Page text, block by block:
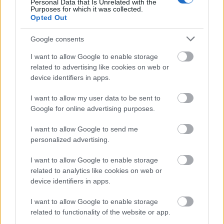
Personal Data that Is Unrelated with the
Purposes for which it was collected.
Opted Out
Google consents
I want to allow Google to enable storage
related to advertising like cookies on web or
device identifiers in apps.
I want to allow my user data to be sent to
Google for online advertising purposes.
I want to allow Google to send me
personalized advertising.
I want to allow Google to enable storage
related to analytics like cookies on web or
device identifiers in apps.
I want to allow Google to enable storage
related to functionality of the website or app.
மென்மையாக ஓடும் ஒரு நீர்வழியில் செழித்து
வளரும் நீர்க்கீரையின் வண்ணமயமான
பாத்தியைக் காட்டுகிறது. இந்தக் காட்சி
ஒளிரூட்டப்பட்டுள்ளது, இது நீர்க்கீரை
இலைகளின் அடர் பச்சை நிறத்தையும்,
புத்துணர்ச்சியான, ஆரோக்கியமான
தோற்றத்தையும் எடுத்துக்காட்டுகிறது. கற்கள்
பதிக்கப்பட்ட ஒரு குறுகிய நீர்வழியின்
இருபுறமும் இந்தத் தாவரங்கள் அடர்த்தியாக
வளர்கின்றன; அவற்றின் வட்டமான இலைகள்,
தொலைதூரம் வரை நீண்டு செல்லும் ஒரு
அடுக்கை உருவாக்குகின்றன. சூரிய ஒளி
அவற்றின் மேற்பரப்பில் பட்டுப் பிரதிபலிக்கும்
இடங்களில், இலைகள் மொறுமொறுப்பாகவும்
சற்றே பளபளப்பாகவும் தோன்றி, அவற்றின்
செழிப்பான வளர்ச்சியையும்
உயிர்ச்சக்தியையும் வலியுறுத்துகின்றன.
முன்புறத்தில், ஒரு சிறிய கருப்பு நிற நீர்
இறைப்பான் கால்வாயின் ஓரத்தில் பாதி